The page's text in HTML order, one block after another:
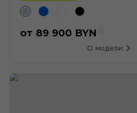
от 89 900 BYN
О модели